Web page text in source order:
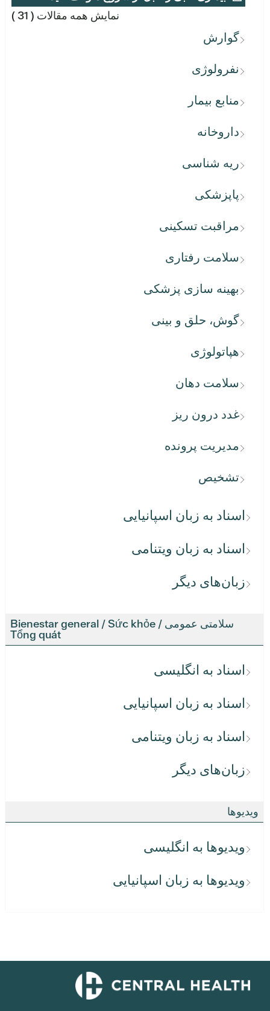
نمایش همه مقالات ( 31 )
گوارش
نفرولوژی
منابع بیمار
داروخانه
ریه شناسی
پاپزشکی
مراقبت تسکینی
سلامت رفتاری
بهینه سازی پزشکی
گوش، حلق و بینی
هپاتولوژی
سلامت دهان
غدد درون ریز
مدیریت پرونده
تشخیص
اسناد به زبان اسپانیایی
اسناد به زبان ویتنامی
زبان‌های دیگر
سلامتی عمومی / Bienestar general / Sức khỏe
Tổng quát
اسناد به انگلیسی
اسناد به زبان اسپانیایی
اسناد به زبان ویتنامی
زبان‌های دیگر
ویدیوها
ویدیوها به انگلیسی
ویدیوها به زبان اسپانیایی